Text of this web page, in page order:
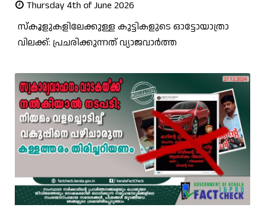
Thursday 4th of June 2026
സ്കൂളുകളിലേക്കുള്ള കുട്ടികളുടെ ഓട്ടോയാത്രാ
വിലക്ക്: പ്രചരിക്കുന്നത് വ്യാജവാർത്ത